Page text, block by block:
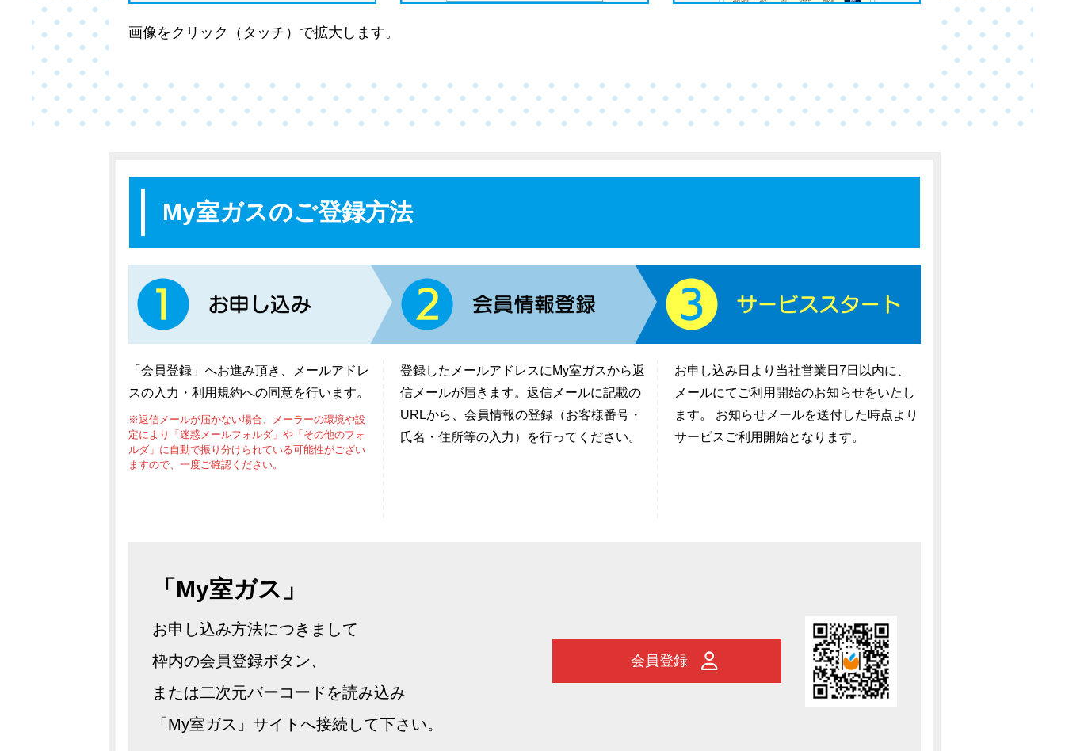
画像をクリック（タッチ）で拡大します。
My室ガスのご登録方法
「会員登録」へお進み頂き、メールアドレ
スの入力・利用規約への同意を行います。
※返信メールが届かない場合、メーラーの環境や設
定により「迷惑メールフォルダ」や「その他のフォ
ルダ」に自動で振り分けられている可能性がござい
ますので、一度ご確認ください。
登録したメールアドレスにMy室ガスから返
信メールが届きます。返信メールに記載の
URLから、会員情報の登録（お客様番号・
氏名・住所等の入力）を行ってください。
お申し込み日より当社営業日7日以内に、
メールにてご利用開始のお知らせをいたし
ます。 お知らせメールを送付した時点より
サービスご利用開始となります。
「My室ガス」
お申し込み方法につきまして
枠内の会員登録ボタン、
または二次元バーコードを読み込み
「My室ガス」サイトへ接続して下さい。
会員登録